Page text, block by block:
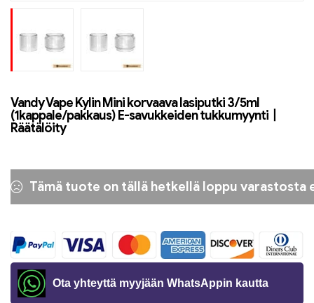
Vandy Vape Kylin Mini korvaava lasiputki 3/5ml
(1kappale/pakkaus) E-savukkeiden tukkumyynti丨
Räätälöity
Tämä tuote on tällä hetkellä loppu varastosta
Ota yhteyttä myyjään WhatsAppin kautta